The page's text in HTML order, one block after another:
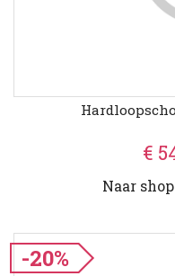
€
Naar shop
-20%